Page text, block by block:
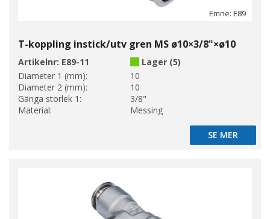
Emne: E89
T-koppling instick/utv gren MS ø10×3/8"×ø10
Artikelnr: E89-11
Lager (5)
Diameter 1 (mm):
10
Diameter 2 (mm):
10
Gänga storlek 1:
3/8"
Material:
Messing
SE MER
SE MER